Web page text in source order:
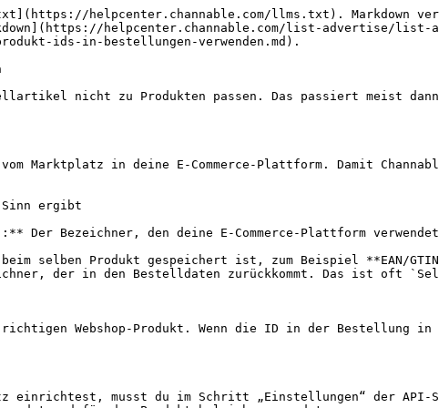
2. diesen Wert mit den erfassten alternativen IDs abgleichen (zum Beispiel EAN/GTIN).
3. Wenn genau ein Treffer gefunden wird, die Webshop-Bestellposition für das zugeordnete Produkt erstellen.

So kannst du Bestellungen verarbeiten, auch wenn die Marktplatz-Kennungen von der Hauptkennung deines Webshops abweichen.

Channable unterstützt aktuell die folgenden E-Commerce-Plattformen und ihre entsprechenden Standard-Felder für Kennungen:

| Plattform          | Felder für Kennungen                     |
| ------------------ | ---------------------------------------- |
| BigCommerce        | `sku`, `GTIN`                            |
| CCVShop            | `sku_number`, `ean`, `ean_number`, `mpn` |
| Lightspeed Eseries | `sku`                                    |
| Lightspeed         | `sku`, `article_code`, `ean`             |
| Magento            | `sku`, `ean`                             |
| MijnWebWinkel      | `sku`, `uuid`                            |
| Prestashop         | `ean13`, `GTIN`, `reference`             |
| Shopify            | `sku`, `GTIN`                            |
| Shoptrader         | `sku`, `ean`                             |
| Shopware           | `ean`, `article_number`                  |
| Squarespace        | `sku`                                    |
| WooCommerce        | `sku`                                    |

Wenn du Kennungsfelder verwenden möchtest, die aktuell nicht unterstützt werden, wende dich einfach an unser [Support-Team](/get-started/get-started-space-de/support-kontaktieren.md). Wir prüfen deine Anfrage und berücksichtigen sie, wenn möglich, für zukünftige Updates.

{% hint style="info" %}
**Hinweis:** Wenn du einen zweiten Import hinzufügst (zum Beispiel eine CSV) und einen Kennungswert überschreibst, können Bestellungen fehlschlagen. Die Zuordnung alternativer IDs basiert auf den Kennungen, die aus deiner **Hauptimportquelle** beim Abgleichen von Bestellartikeln erfasst wurden.
{% endhint %}

### Wann du die Zuordnung alternativer IDs verwenden solltest

Die Zuordnung alternativer IDs ist in verschiedenen Szenarien besonders nützlich, um eine korrekte Bestellverarbeitung sicherzustellen. Typische Situationen, in denen diese Funktion hilfreich ist:

* Mehrere Kennungen im Einsatz
  * Szenario: Deine Produktlistings auf Marktplätzen verwenden eine Mischung aus EAN-Codes und SKU-Codes als Hauptkennung.
  * Vorteil: Die Zuordnung alternativer IDs hilft dabei, sicherzustellen, dass Bestellungen korrekt mit den entsprechenden Produkten in deiner E-Commerce-Plattform abgeglichen werden, unabhängig davon, welche Kennung der Marktplatz verwendet.
* Altsysteme mit anderen ID-Strukturen
  * Szenario: Deine E-Commerce-Plattform oder dein Bestellverwaltungssystem verwendet eine andere ID-Struktur als die, die der Marktplatz verlangt.
  * Vorteil: Mit der Zuordnung alternativer IDs kann Channable die Lücke zwischen verschiedenen ID-Systemen schließen und sicherstellen, dass Bestellungen den richtigen Produkten zugeordnet werden, ohne dass manuelle Eingriffe nötig sind.
* Beim Wechsel zwischen Systemen
  * Szenario: Du wechselst zu einer neuen E-Commerce-Plattform oder aktualisierst dein ID-System, und in dieser Zeit haben deine Produkte möglicherweise sowohl alte als auch neue Kennungen.
  * Vorteil: Die Zuordnung alternativer IDs ermöglicht es dir, den Betrieb nahtlos fortzusetzen, indem beide Kennungssätze erkannt werden und Störungen in der Bestellverarbeitung vermieden werden.

Bevor du die Funktion aktivierst, prüfe die erfasste ID-Zuordnung deines